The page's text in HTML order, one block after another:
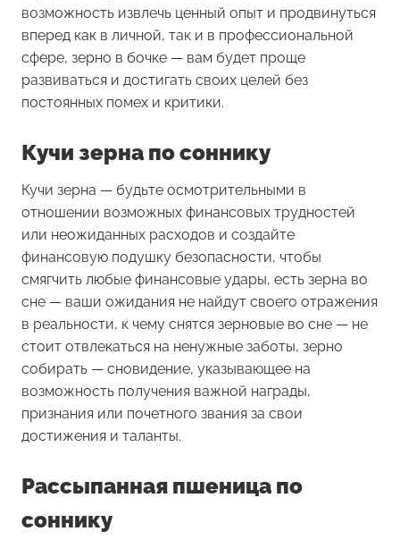
возможность извлечь ценный опыт и продвинуться
вперед как в личной, так и в профессиональной
сфере, зерно в бочке — вам будет проще
развиваться и достигать своих целей без
постоянных помех и критики.
Кучи зерна по соннику
Кучи зерна — будьте осмотрительными в
отношении возможных финансовых трудностей
или неожиданных расходов и создайте
финансовую подушку безопасности, чтобы
смягчить любые финансовые удары, есть зерна во
сне — ваши ожидания не найдут своего отражения
в реальности, к чему снятся зерновые во сне — не
стоит отвлекаться на ненужные заботы, зерно
собирать — сновидение, указывающее на
возможность получения важной награды,
признания или почетного звания за свои
достижения и таланты.
Рассыпанная пшеница по
соннику